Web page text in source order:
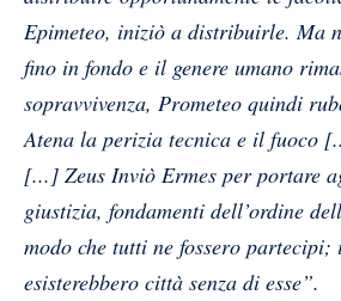
Epimeteo, iniziò a distribuirle. Ma
fino in fondo e il genere umano
sopravvivenza, Prometeo quindi
Atena la perizia tecnica e il fuoco [..
[...] Zeus Inviò Ermes per portare
giustizia, fondamenti dell’ordine
modo che tutti ne fossero
esisterebbero città senza di esse”.